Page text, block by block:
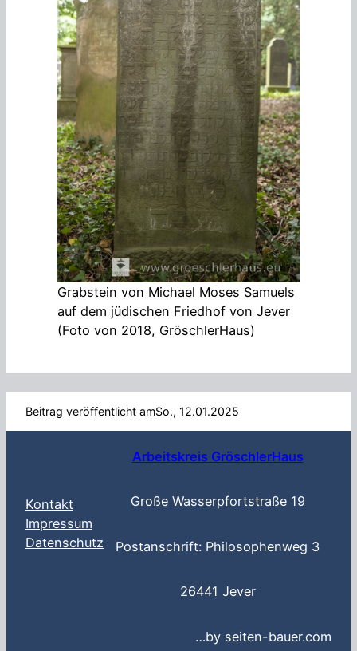
Grabstein von Michael Moses Samuels
auf dem jüdischen Friedhof von Jever
(Foto von 2018, GröschlerHaus)
Beitrag veröffentlicht amSo., 12.01.2025
Kontakt
Impressum
Datenschutz
Arbeitskreis GröschlerHaus
Große Wasserpfortstraße 19
Postanschrift: Philosophenweg 3
26441 Jever
…by seiten-bauer.com